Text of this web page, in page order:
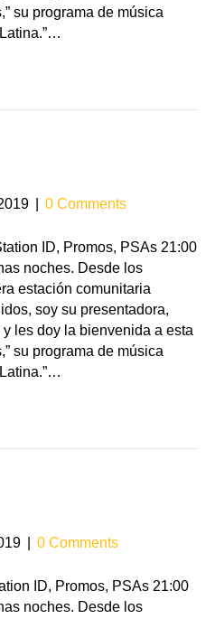
su programa de música
0 Comments
ID, Promos, PSAs 21:00
noches. Desde los
estación comunitaria
soy su presentadora,
les doy la bienvenida a esta
su programa de música
0 Comments
ID, Promos, PSAs 21:00
noches. Desde los